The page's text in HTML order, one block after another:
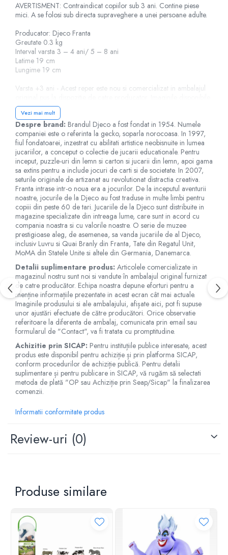
Puzzle clasic
Puzzle de podea
IQ puzzle
Jucarii bebelusi
Jucarii dentitie
Jucarii senzoriale
Jucarii motrice pentru bebelusi
Saltele de activitati pentru bebe
Jucarii de sortat
Jucarii muzicale bebelusi
Puzzle bebelusi
AVERTISMENT: Contraindicat copiilor sub 3 ani. Contine piese
mici. A se folosi sub directa supraveghere a unei persoane adulte.
Producator: Djeco Franta
Greutate 0.3 kg
Interval varsta 3 – 4 ani/ 5 – 8 ani
Latime 19 cm
Lungime 19 cm
Varsta +3 ani - Acest reper este nou si comercializat in ambalajul
au caracter orientativ si informativ. Nuanta, tonul si intensitatea
culorii din pozele produsului pot varia in functie de ecranul de pe
care se vizualizeaza magazinul online.
Vezi mai mult
Despre brand: Brandul Djeco a fost fondat in 1954. Numele
companiei este o referinta la gecko, soparla norocoasa. In 1997,
fiul fondatoarei, inzestrat cu abilitati artistice neobisnuite in lumea
jucariilor, a conceput o colectie de jucarii educationale. Pentru
inceput, puzzle-uri din lemn si carton si jucarii din lemn, apoi gama
sa extins pentru a include jocuri de carti si de societate. In 2007,
seturile originale de artizanat au revolutionat distractia creativa.
Franta intrase intr-o noua era a jocurilor. De la inceputul aventurii
noastre, jocurile de la Djeco au fost traduse in multe limbi pentru
copiii din peste 60 de tari. Jucariile de la Djeco sunt distribuite in
magazine specializate din intreaga lume, care sunt in acord cu
compania noastra si cu valorile noastre. O serie de muzee
prestigioase aleg, de asemenea, sa vanda jucariile de al Djeco,
inclusiv Luvru si Quai Branly din Franta, Tate din Regatul Unit,
MoMA din Statele Unite si altele din Germania, Danemarca.
Detalii suplimentare produs: Articolele comercializate in
magazinul nostru sunt noi si vandute în ambalajul original furnizat
de catre producător. Echipa noastra depune eforturi pentru a
menține informațiile prezentate in acest ecran cât mai actuale.
Imaginile produsului si ale ambalajului, afișate aici, pot fi supuse
unor ajustări efectuate de către producători. Orice observatie
referitoare la diferenta de ambalaj, comunicata prin email sau
formularul de "Contact", va fi tratata cu promptitudine.
Achizitie prin SICAP: Pentru instituțiile publice interesate, acest
produs este disponibil pentru achiziție și prin platforma SICAP,
conform procedurilor de achiziție publică. Pentru detalii
suplimentare și pentru publicare in SICAP, vă rugăm să selectati
metoda de plată "OP sau Achiziție prin Seap/Sicap" la finalizarea
comenzii.
Informatii conformitate produs
Review-uri (0)
Produse similare